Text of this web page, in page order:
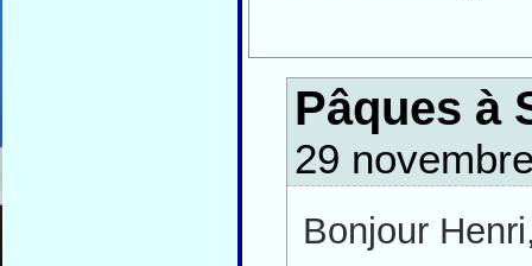
Pâques à
29
Bonjour